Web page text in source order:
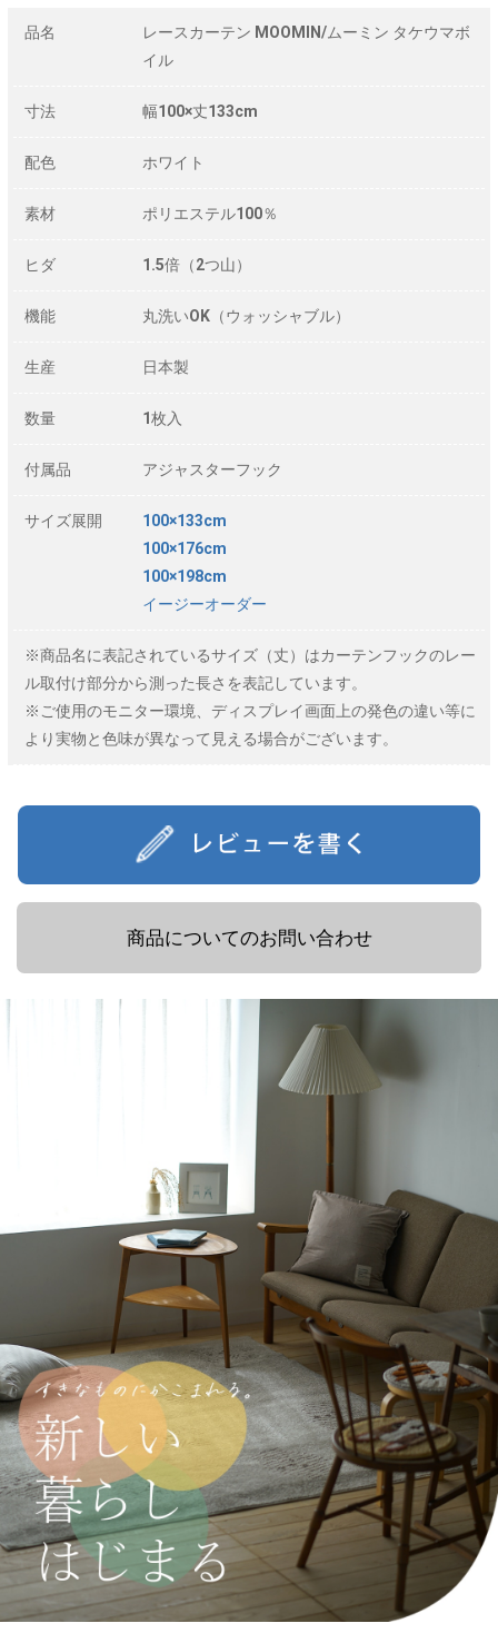
品名
レースカーテン MOOMIN/ムーミン タケウマボ
イル
寸法 幅100×丈133cm
配色 ホワイト
素材 ポリエステル100％
ヒダ 1.5倍（2つ山）
機能 丸洗いOK（ウォッシャブル）
生産 日本製
数量 1枚入
付属品 アジャスターフック
サイズ展開
100×133cm
100×176cm
100×198cm
イージーオーダー
※商品名に表記されているサイズ（丈）はカーテンフックのレー
ル取付け部分から測った長さを表記しています。
※ご使用のモニター環境、ディスプレイ画面上の発色の違い等に
より実物と色味が異なって見える場合がございます。
商品についてのお問い合わせ